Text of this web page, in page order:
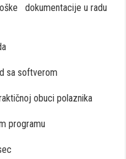
dokumentacije u radu
sa softverom
obuci polaznika
programu